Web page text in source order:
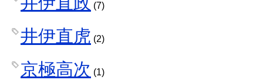
(7)
井伊直虎 (2)
京極高次 (1)